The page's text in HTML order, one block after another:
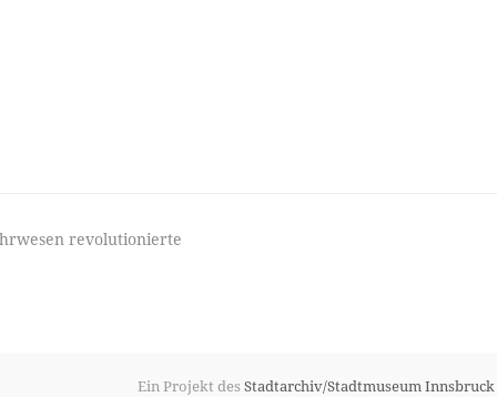
revolutionierte
Ein Projekt des Stadtarchiv/Stadtmuseum Innsbruck